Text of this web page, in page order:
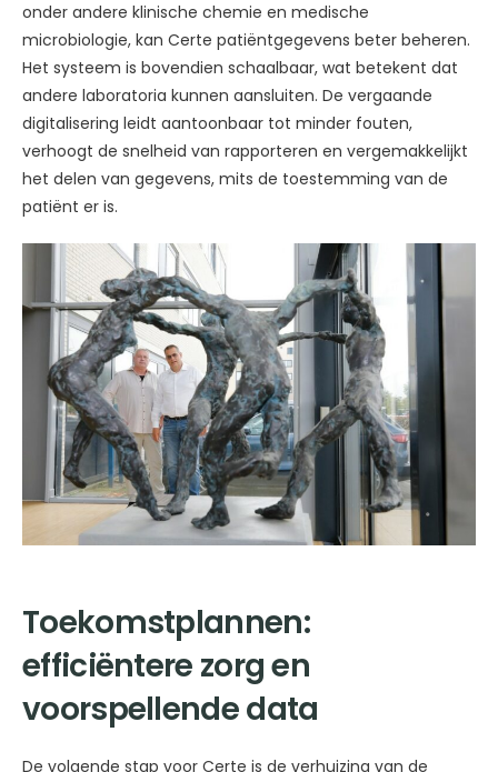
onder andere klinische chemie en medische
microbiologie, kan Certe patiëntgegevens beter beheren.
Het systeem is bovendien schaalbaar, wat betekent dat
andere laboratoria kunnen aansluiten. De vergaande
digitalisering leidt aantoonbaar tot minder fouten,
verhoogt de snelheid van rapporteren en vergemakkelijkt
het delen van gegevens, mits de toestemming van de
patiënt er is.
Toekomstplannen:
efficiëntere zorg en
voorspellende data
De volgende stap voor Certe is de verhuizing van de